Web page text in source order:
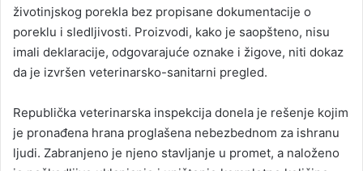
životinjskog porekla bez propisane dokumentacije o
poreklu i sledljivosti. Proizvodi, kako je saopšteno, nisu
imali deklaracije, odgovarajuće oznake i žigove, niti dokaz
da je izvršen veterinarsko-sanitarni pregled.
Republička veterinarska inspekcija donela je rešenje kojim
je pronađena hrana proglašena nebezbednom za ishranu
ljudi. Zabranjeno je njeno stavljanje u promet, a naloženo